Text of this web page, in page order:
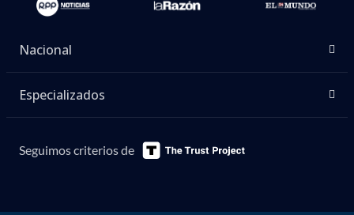
Nacional
Especializados
Seguimos criterios de